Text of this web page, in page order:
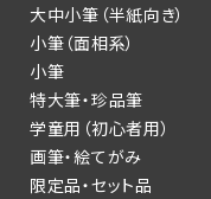
大中小筆（半紙向き）
小筆（面相系）
小筆
特大筆・珍品筆
学童用（初心者用）
画筆・絵てがみ
限定品・セット品